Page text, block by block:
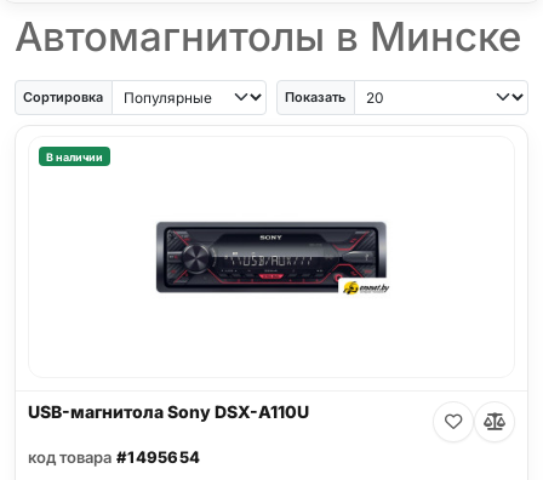
Автомагнитолы в Минске
Сортировка Показать
В наличии
USB-магнитола Sony DSX-A110U
код товара #1495654